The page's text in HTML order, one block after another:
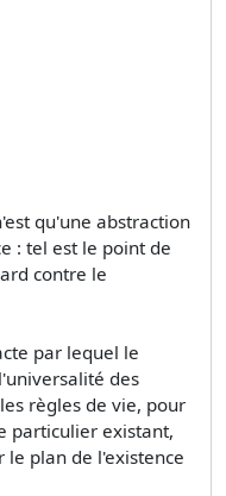
qu'une abstraction
: tel est le point de
contre le
par lequel le
des
règles de vie, pour
particulier existant,
le plan de l'existence